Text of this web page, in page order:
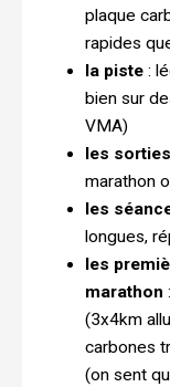
plaque
rapides
la piste:
bien sur
VMA)
les
marathon
les
longues,
les
marathon
(3x4km
carbones
(on sent